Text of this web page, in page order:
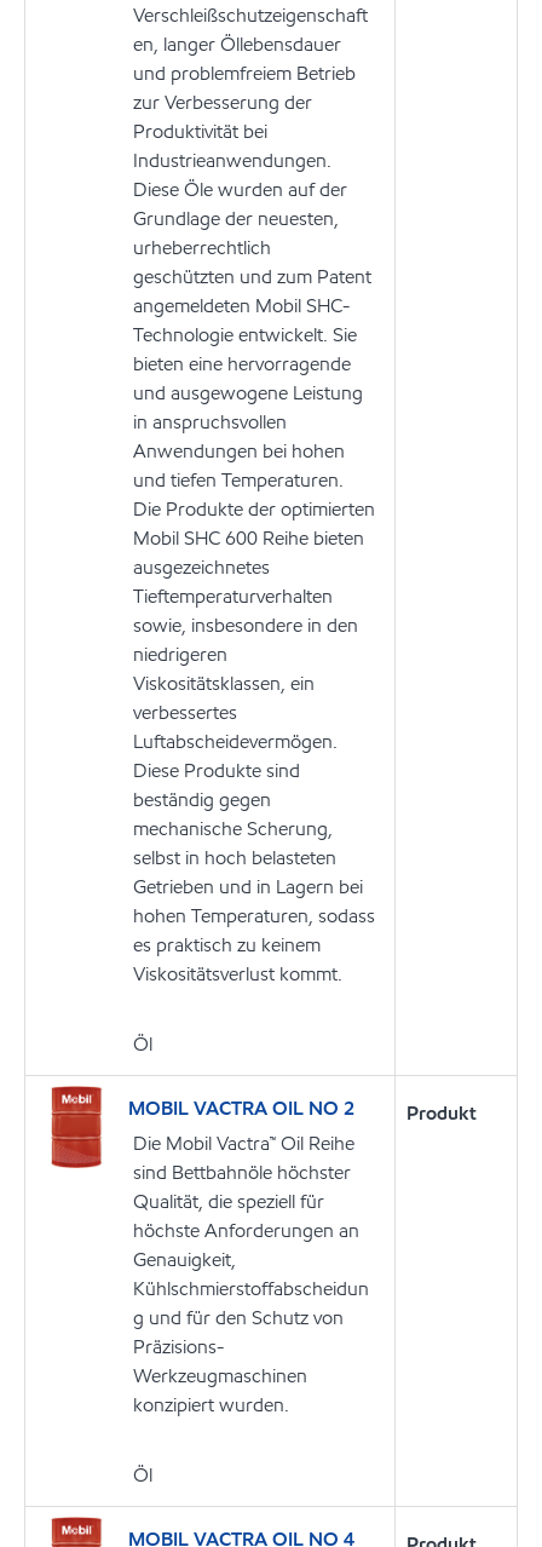
Verschleißschutzeigenschaft
en, langer Öllebensdauer
und problemfreiem Betrieb
zur Verbesserung der
Produktivität bei
Industrieanwendungen.
Diese Öle wurden auf der
Grundlage der neuesten,
urheberrechtlich
geschützten und zum Patent
angemeldeten Mobil SHC-
Technologie entwickelt. Sie
bieten eine hervorragende
und ausgewogene Leistung
in anspruchsvollen
Anwendungen bei hohen
und tiefen Temperaturen.
Die Produkte der optimierten
Mobil SHC 600 Reihe bieten
ausgezeichnetes
Tieftemperaturverhalten
sowie, insbesondere in den
niedrigeren
Viskositätsklassen, ein
verbessertes
Luftabscheidevermögen.
Diese Produkte sind
beständig gegen
mechanische Scherung,
selbst in hoch belasteten
Getrieben und in Lagern bei
hohen Temperaturen, sodass
es praktisch zu keinem
Viskositätsverlust kommt.
Öl
MOBIL VACTRA OIL NO 2
Die Mobil Vactra™ Oil Reihe
sind Bettbahnöle höchster
Qualität, die speziell für
höchste Anforderungen an
Genauigkeit,
Kühlschmierstoffabscheidun
g und für den Schutz von
Präzisions-
Werkzeugmaschinen
konzipiert wurden.
Öl
Produkt
MOBIL VACTRA OIL NO 4